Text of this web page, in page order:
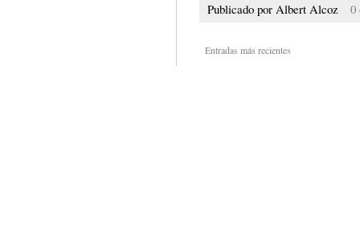
Publicado por Albert Alcoz 0
Entradas más recientes